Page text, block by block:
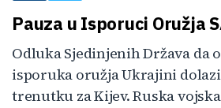
Pauza u Isporuci Oružja
Odluka Sjedinjenih Država da
isporuka oružja Ukrajini
trenutku za Kijev. Ruska